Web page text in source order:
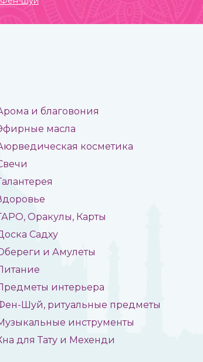
и благовония
масла
косметика
Оракулы, Карты
Садху
и Амулеты
интерьера
Шуй, ритуальные предметы
инструменты
для Тату и Мехенди